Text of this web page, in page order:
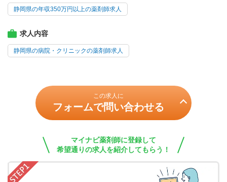
静岡県の年収350万円以上の薬剤師求人
求人内容
静岡県の病院・クリニックの薬剤師求人
この求人に
フォームで問い合わせる
マイナビ薬剤師に登録して
希望通りの求人を紹介してもらう！